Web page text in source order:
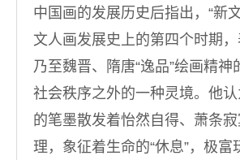
中国画的发展历史后指出，“新
文人画发展史上的第四个时期
乃至魏晋、隋唐“逸品”绘画精神
社会秩序之外的一种灵境。他
的笔墨散发着怡然自得、萧条
理，象征着生命的“休息”，极富